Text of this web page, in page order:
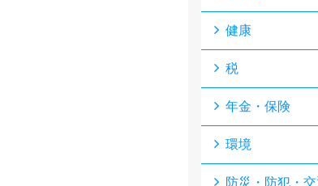
健康
税
年金・保険
環境
防災・防犯・交